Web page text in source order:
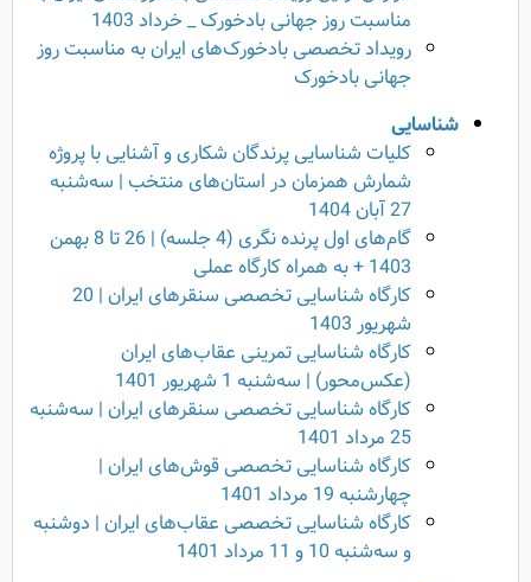
مناسبت روز جهانی بادخورک _ خرداد 1403
رویداد تخصصی بادخورک‌های ایران به مناسبت روز
جهانی بادخورک
شناسایی
کلیات شناسایی پرندگان شکاری و آشنایی با پروژه
شمارش همزمان در استان‌های منتخب | سه‌شنبه
27 آبان 1404
گام‌های اول پرنده نگری (4 جلسه) | 26 تا 8 بهمن
1403 + به همراه کارگاه عملی
کارگاه شناسایی تخصصی سنقرهای ایران | 20
شهریور 1403
کارگاه شناسایی تمرینی عقاب‌های ایران
(عکس‌محور) | سه‌شنبه 1 شهریور 1401
کارگاه شناسایی تخصصی سنقرهای ایران | سه‌شنبه
25 مرداد 1401
کارگاه شناسایی تخصصی قوش‌های ایران |
چهارشنبه 19 مرداد 1401
کارگاه شناسایی تخصصی عقاب‌های ایران | دوشنبه
و سه‌شنبه 10 و 11 مرداد 1401